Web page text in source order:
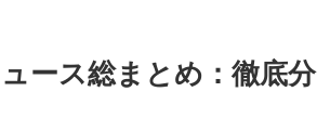
ース総まとめ：徹底分